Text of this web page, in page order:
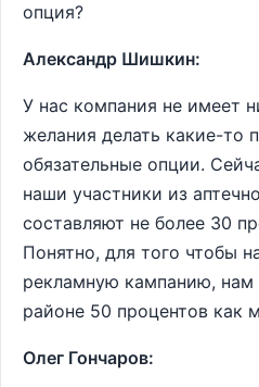
опция?
Александр Шишкин:
У нас компания не имеет
желания делать какие-то
обязательные опции.
наши участники из
составляют не более 30
Понятно, для того чтобы
рекламную кампанию,
районе 50 процентов как
Олег Гончаров: